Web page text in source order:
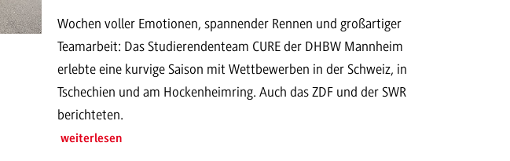
Wochen voller Emotionen, spannender Rennen und großartiger
Teamarbeit: Das Studierendenteam CURE der DHBW Mannheim
erlebte eine kurvige Saison mit Wettbewerben in der Schweiz, in
Tschechien und am Hockenheimring. Auch das ZDF und der SWR
berichteten.
weiterlesen